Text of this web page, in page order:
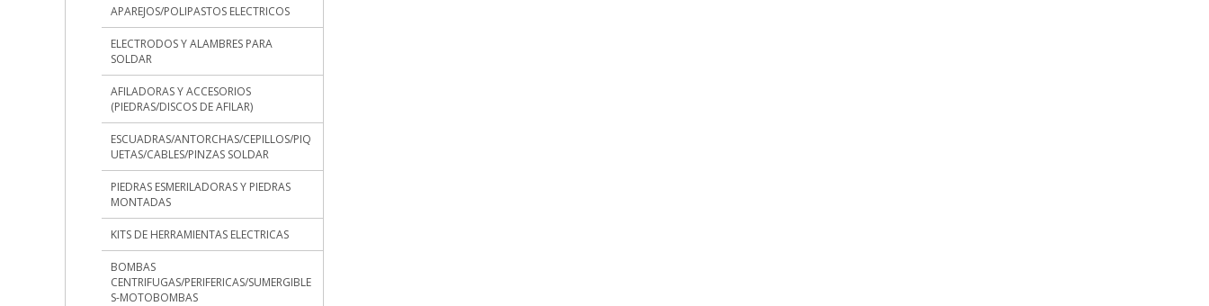
APAREJOS/POLIPASTOS ELECTRICOS
ELECTRODOS Y ALAMBRES PARA
SOLDAR
AFILADORAS Y ACCESORIOS
(PIEDRAS/DISCOS DE AFILAR)
ESCUADRAS/ANTORCHAS/CEPILLOS/PIQ
UETAS/CABLES/PINZAS SOLDAR
PIEDRAS ESMERILADORAS Y PIEDRAS
MONTADAS
KITS DE HERRAMIENTAS ELECTRICAS
BOMBAS
CENTRIFUGAS/PERIFERICAS/SUMERGIBLE
S-MOTOBOMBAS